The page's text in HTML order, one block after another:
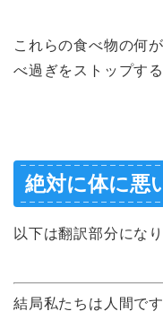
これらの食べ物の何
べ過ぎをストップす
絶対に体に悪
以下は翻訳部分になり
結局私たちは人間で